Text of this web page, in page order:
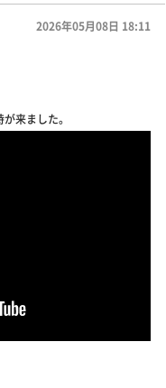
2026年05月08日 18:11
来ました。